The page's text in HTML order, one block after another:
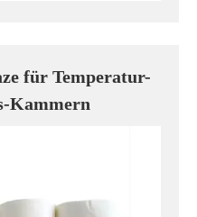
für Temperatur-
Kammern